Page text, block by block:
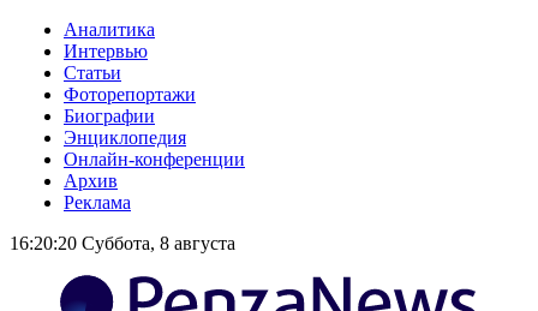
Аналитика
Интервью
Статьи
Фоторепортажи
Биографии
Энциклопедия
Онлайн-конференции
Архив
Реклама
16:20:21 Суббота, 8 августа